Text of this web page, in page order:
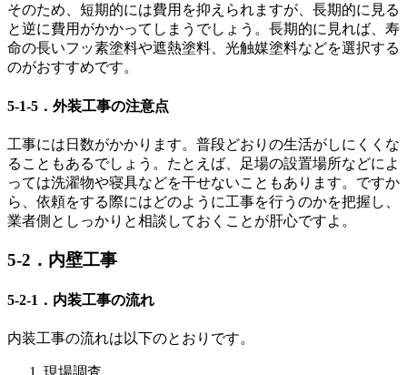
そのため、短期的には費用を抑えられますが、長期的に見る
と逆に費用がかかってしまうでしょう。長期的に見れば、寿
命の長いフッ素塗料や遮熱塗料、光触媒塗料などを選択する
のがおすすめです。
5-1-5．外装工事の注意点
工事には日数がかかります。普段どおりの生活がしにくくな
ることもあるでしょう。たとえば、足場の設置場所などによ
っては洗濯物や寝具などを干せないこともあります。ですか
ら、依頼をする際にはどのように工事を行うのかを把握し、
業者側としっかりと相談しておくことが肝心ですよ。
5-2．内壁工事
5-2-1．内装工事の流れ
内装工事の流れは以下のとおりです。